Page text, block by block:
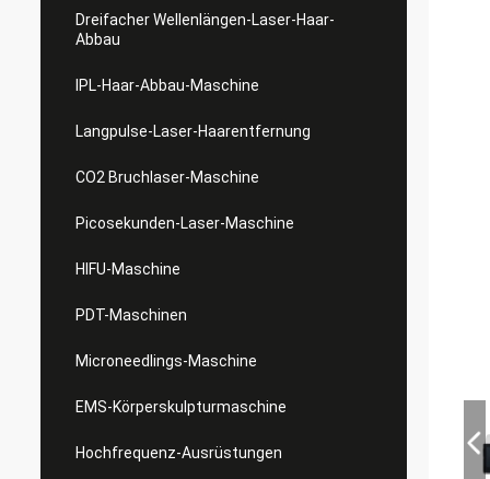
Dreifacher Wellenlängen-Laser-Haar-
Abbau
IPL-Haar-Abbau-Maschine
Langpulse-Laser-Haarentfernung
CO2 Bruchlaser-Maschine
Picosekunden-Laser-Maschine
HIFU-Maschine
PDT-Maschinen
Microneedlings-Maschine
EMS-Körperskulpturmaschine
Hochfrequenz-Ausrüstungen